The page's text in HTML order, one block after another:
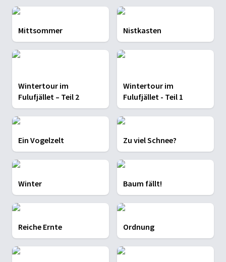
Mittsommer Nistkasten
Wintertour im
Fulufjället – Teil 2
Wintertour im
Fulufjället - Teil 1
Ein Vogelzelt Zu viel Schnee?
Winter Baum fällt!
Reiche Ernte Ordnung